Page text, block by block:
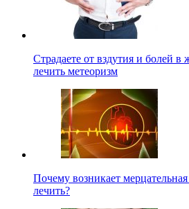
Страдаете от вздутия и болей в
лечить метеоризм
Почему возникает
лечить?